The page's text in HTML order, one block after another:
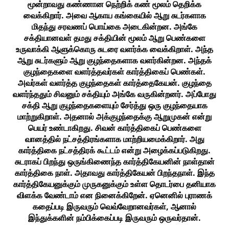
மூன்றாவது கண்ணான நெற்றிக் கண் மூலம் தெறிக்க
வைக்கிறார். அவை ஆகாய கங்கையில் ஆறு சுடர்களாக
மிதந்து சரவணப் பொய்கை அடைகின்றன. அங்கே
சக்தியானவள் தமது சக்தியின் மூலம் ஆறு பெண்களை
உருவாக்கி ஆளுக்கொரு சுடரை வளர்க்க வைக்கிறாள். அந்த
ஆறு சுடர்களும் ஆறு குழந்தைகளாக வளர்கின்றன. அந்தக்
குழந்தைகளை வளர்த்தவர்கள் கார்த்திகைப் பெண்கள்.
அவர்கள் வளர்த்த குழந்தைகள் கார்த்தைகேயன். குழந்தை
வளர்ந்ததும் சிவனும் சக்தியும் அங்கே வருகின்றனர். அப்போது
சக்தி ஆறு குழந்தைகளையும் சேர்த்து ஒரு குழந்தையாக
மாற்றுகிறாள். அதனால் அக்குழந்தைக்கு ஆறுமுகன் என்று
பெயர் உண்டாகிறது. சிவன் கார்த்திகைப் பெண்களை
வானத்தில் நட்சத்திரங்களாக மாற்றியமைக்கிறார். அது
கார்த்திகை நட்சத்திரக் கூட்டம் என்று அழைக்கப்படுகிறது.
சுடராகப் பிறந்து ஒருங்கிணைந்த கார்த்திகேயனின் நாள்தான்
கார்த்திகை நாள். அதாவது கார்த்திகேயன் பிறந்தநாள். இந்த
கார்த்திகேயனுக்கும் முருகனுக்கும் உள்ள தொடர்பை தனியாக
விளக்க வேண்டாம் என நினைக்கிறேன். ஏனெனில் புராணக்
கதைப்படி இருவரும் வெவ்வேறானவர்கள், ஆனால்
இந்துக்களின் நம்பிக்கைப்படி இருவரும் ஒருவர்தான்.